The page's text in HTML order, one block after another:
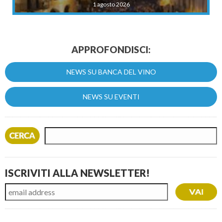
1 agosto 2026
APPROFONDISCI:
NEWS SU BANCA DEL VINO
NEWS SU EVENTI
ISCRIVITI ALLA NEWSLETTER!